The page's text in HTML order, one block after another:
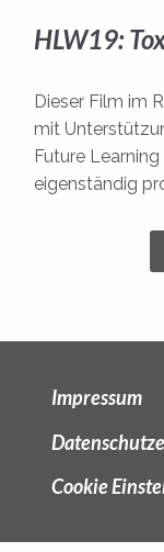
Dieser Film im
mit
Future
eigenständig
HLW19:
Impressum
Cookie